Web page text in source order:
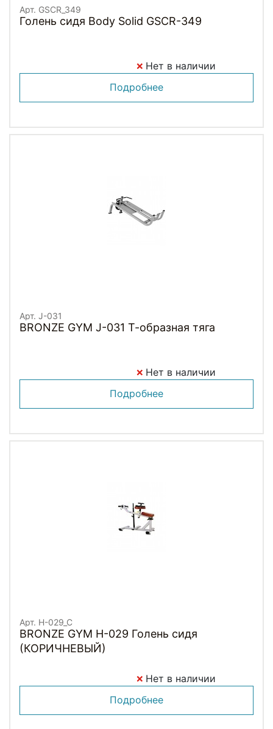
Арт. GSCR_349
Голень сидя Body Solid GSCR-349
Нет в наличии
Подробнее
Арт. J-031
BRONZE GYM J-031 Т-образная тяга
Нет в наличии
Подробнее
Арт. H-029_C
BRONZE GYM H-029 Голень сидя
(КОРИЧНЕВЫЙ)
Нет в наличии
Подробнее